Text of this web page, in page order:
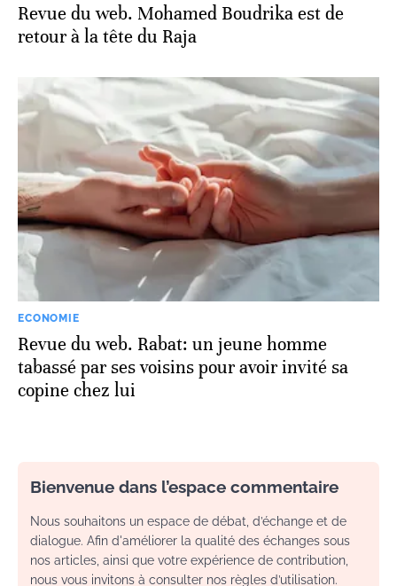
Revue du web. Mohamed Boudrika est de
retour à la tête du Raja
ECONOMIE
Revue du web. Rabat: un jeune homme
tabassé par ses voisins pour avoir invité sa
copine chez lui
Bienvenue dans l’espace commentaire
Nous souhaitons un espace de débat, d’échange et de
dialogue. Afin d'améliorer la qualité des échanges sous
nos articles, ainsi que votre expérience de contribution,
nous vous invitons à consulter nos règles d’utilisation.